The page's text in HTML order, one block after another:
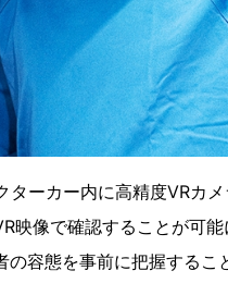
ーカー内に高精度VRカ
像で確認することが可能
容態を事前に把握するこ